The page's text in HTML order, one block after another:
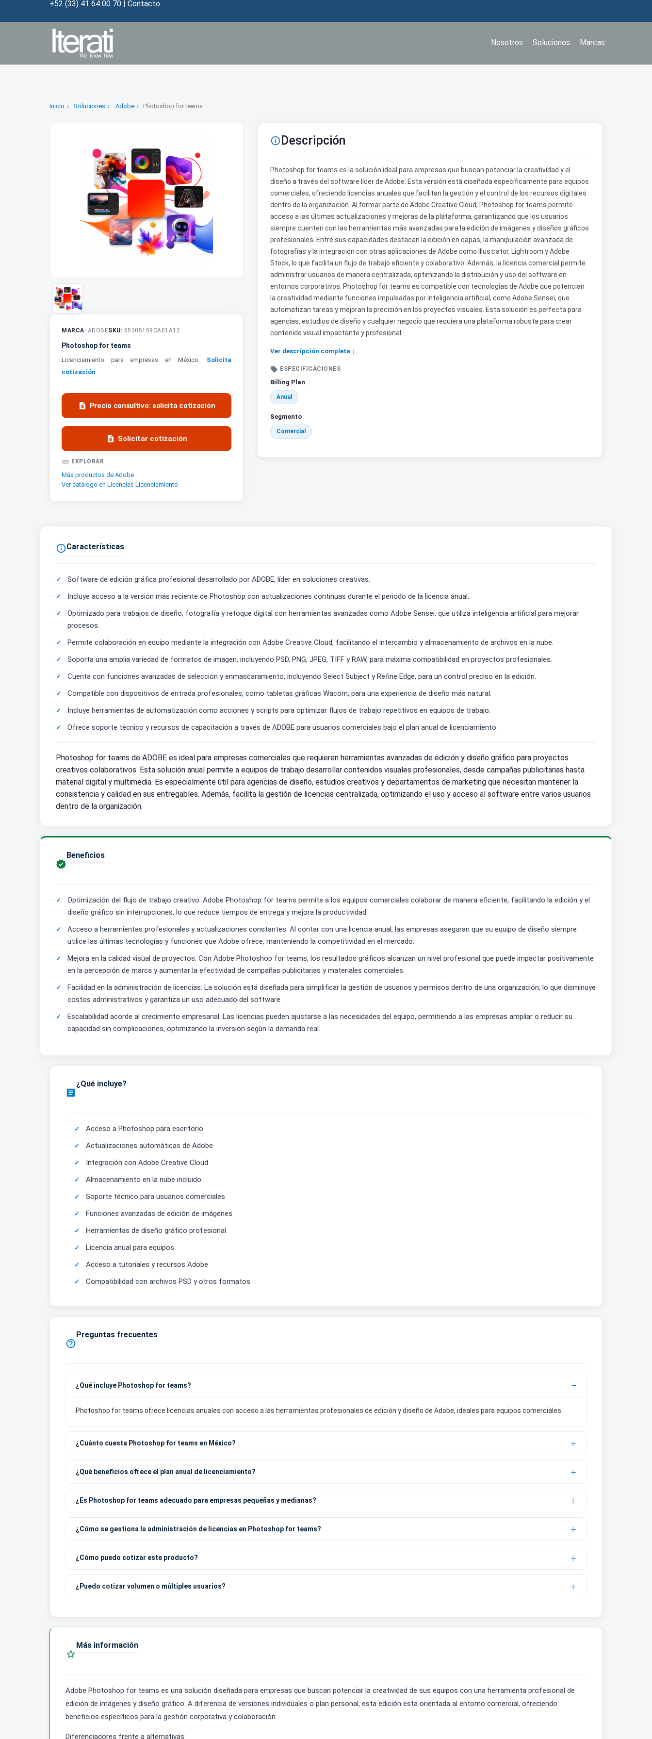
+52 (33) 41 64 00 70 | Contacto
Marcas
Soluciones
Nosotros
Inicio Soluciones Adobe Photoshop for teams
MARCA: ADOBESKU: 65305159CA01A12
Photoshop for teams
Licenciamiento para empresas en México. Solicita
cotización
 Precio consultivo: solicita cotización
 Solicitar cotización
 EXPLORAR
Más productos de Adobe
Ver catálogo en Licencias Licenciamiento
 Descripción
Photoshop for teams es la solución ideal para empresas que buscan potenciar la creatividad y el
diseño a través del software líder de Adobe. Esta versión está diseñada específicamente para equipos
comerciales, ofreciendo licencias anuales que facilitan la gestión y el control de los recursos digitales
dentro de la organización. Al formar parte de Adobe Creative Cloud, Photoshop for teams permite
acceso a las últimas actualizaciones y mejoras de la plataforma, garantizando que los usuarios
siempre cuenten con las herramientas más avanzadas para la edición de imágenes y diseños gráficos
profesionales. Entre sus capacidades destacan la edición en capas, la manipulación avanzada de
fotografías y la integración con otras aplicaciones de Adobe como Illustrator, Lightroom y Adobe
Stock, lo que facilita un flujo de trabajo eficiente y colaborativo. Además, la licencia comercial permite
administrar usuarios de manera centralizada, optimizando la distribución y uso del software en
entornos corporativos. Photoshop for teams es compatible con tecnologías de Adobe que potencian
la creatividad mediante funciones impulsadas por inteligencia artificial, como Adobe Sensei, que
automatizan tareas y mejoran la precisión en los proyectos visuales. Esta solución es perfecta para
agencias, estudios de diseño y cualquier negocio que requiera una plataforma robusta para crear
contenido visual impactante y profesional.
Ver descripción completa ↓
 ESPECIFICACIONES
Billing Plan
Anual
Segmento
Comercial
Características
Software de edición gráfica profesional desarrollado por ADOBE, líder en soluciones creativas.
Incluye acceso a la versión más reciente de Photoshop con actualizaciones continuas durante el periodo de la licencia anual.
Optimizado para trabajos de diseño, fotografía y retoque digital con herramientas avanzadas como Adobe Sensei, que utiliza inteligencia artificial para mejorar
procesos.
Permite colaboración en equipo mediante la integración con Adobe Creative Cloud, facilitando el intercambio y almacenamiento de archivos en la nube.
Soporta una amplia variedad de formatos de imagen, incluyendo PSD, PNG, JPEG, TIFF y RAW, para máxima compatibilidad en proyectos profesionales.
Cuenta con funciones avanzadas de selección y enmascaramiento, incluyendo Select Subject y Refine Edge, para un control preciso en la edición.
Compatible con dispositivos de entrada profesionales, como tabletas gráficas Wacom, para una experiencia de diseño más natural.
Incluye herramientas de automatización como acciones y scripts para optimizar flujos de trabajo repetitivos en equipos de trabajo.
Ofrece soporte técnico y recursos de capacitación a través de ADOBE para usuarios comerciales bajo el plan anual de licenciamiento.
Photoshop for teams de ADOBE es ideal para empresas comerciales que requieren herramientas avanzadas de edición y diseño gráfico para proyectos
creativos colaborativos. Esta solución anual permite a equipos de trabajo desarrollar contenidos visuales profesionales, desde campañas publicitarias hasta
material digital y multimedia. Es especialmente útil para agencias de diseño, estudios creativos y departamentos de marketing que necesitan mantener la
consistencia y calidad en sus entregables. Además, facilita la gestión de licencias centralizada, optimizando el uso y acceso al software entre varios usuarios
dentro de la organización.

Beneficios
Optimización del flujo de trabajo creativo: Adobe Photoshop for teams permite a los equipos comerciales colaborar de manera eficiente, facilitando la edición y el
diseño gráfico sin interrupciones, lo que reduce tiempos de entrega y mejora la productividad.
Acceso a herramientas profesionales y actualizaciones constantes: Al contar con una licencia anual, las empresas aseguran que su equipo de diseño siempre
utilice las últimas tecnologías y funciones que Adobe ofrece, manteniendo la competitividad en el mercado.
Mejora en la calidad visual de proyectos: Con Adobe Photoshop for teams, los resultados gráficos alcanzan un nivel profesional que puede impactar positivamente
en la percepción de marca y aumentar la efectividad de campañas publicitarias y materiales comerciales.
Facilidad en la administración de licencias: La solución está diseñada para simplificar la gestión de usuarios y permisos dentro de una organización, lo que disminuye
costos administrativos y garantiza un uso adecuado del software.
Escalabilidad acorde al crecimiento empresarial: Las licencias pueden ajustarse a las necesidades del equipo, permitiendo a las empresas ampliar o reducir su
capacidad sin complicaciones, optimizando la inversión según la demanda real.

¿Qué incluye?
Acceso a Photoshop para escritorio
Actualizaciones automáticas de Adobe
Integración con Adobe Creative Cloud
Almacenamiento en la nube incluido
Soporte técnico para usuarios comerciales
Funciones avanzadas de edición de imágenes
Herramientas de diseño gráfico profesional
Licencia anual para equipos
Acceso a tutoriales y recursos Adobe
Compatibilidad con archivos PSD y otros formatos

Preguntas frecuentes
¿Qué incluye Photoshop for teams?
Photoshop for teams ofrece licencias anuales con acceso a las herramientas profesionales de edición y diseño de Adobe, ideales para equipos comerciales.
¿Cuánto cuesta Photoshop for teams en México?
¿Qué beneficios ofrece el plan anual de licenciamiento?
¿Es Photoshop for teams adecuado para empresas pequeñas y medianas?
¿Cómo se gestiona la administración de licencias en Photoshop for teams?
¿Cómo puedo cotizar este producto?
¿Puedo cotizar volumen o múltiples usuarios?

Más información
Adobe Photoshop for teams es una solución diseñada para empresas que buscan potenciar la creatividad de sus equipos con una herramienta profesional de
edición de imágenes y diseño gráfico. A diferencia de versiones individuales o plan personal, esta edición está orientada al entorno comercial, ofreciendo
beneficios específicos para la gestión corporativa y colaboración.
Diferenciadores frente a alternativas: